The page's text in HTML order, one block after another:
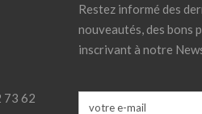
73 62
Restez informé des
nouveautés, des bons
inscrivant à notre